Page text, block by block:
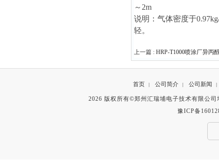
～2m
说明：气体密度于
轻。
上一篇 : HRP-T1000喷涂厂异丙
首页 | 公司简介 | 公司新闻 |
2026 版权所有©郑州汇瑞埔电子技术有限公
豫ICP备